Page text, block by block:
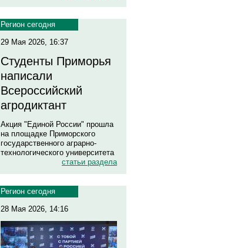
Регион сегодня
29 Мая 2026, 16:37
Студенты Приморья
написали
Всероссийский
агродиктант
Акция "Единой России" прошла
на площадке Приморского
государственного аграрно-
технологического университета
статьи раздела
Регион сегодня
28 Мая 2026, 14:16